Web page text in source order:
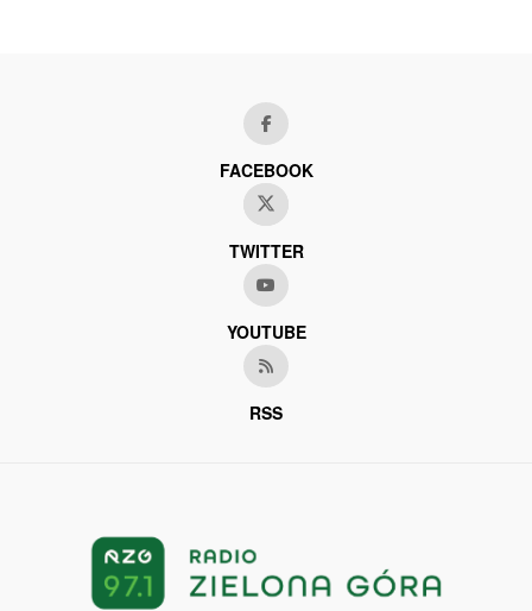
FACEBOOK
TWITTER
YOUTUBE
RSS